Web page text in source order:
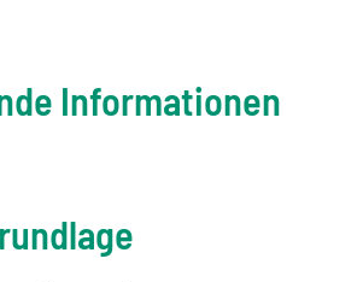
Informationen